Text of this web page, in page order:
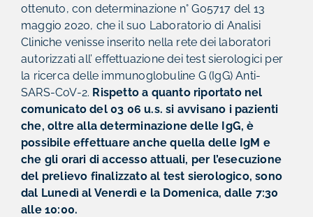
ottenuto, con determinazione n° G05717 del 13
maggio 2020, che il suo Laboratorio di Analisi
Cliniche venisse inserito nella rete dei laboratori
autorizzati all’ effettuazione dei test sierologici per
la ricerca delle immunoglobuline G (IgG) Anti-
SARS-CoV-2. Rispetto a quanto riportato nel
comunicato del 03 06 u.s. si avvisano i pazienti
che, oltre alla determinazione delle IgG, è
possibile effettuare anche quella delle IgM e
che gli orari di accesso attuali, per l’esecuzione
del prelievo finalizzato al test sierologico, sono
dal Lunedì al Venerdì e la Domenica, dalle 7:30
alle 10:00.